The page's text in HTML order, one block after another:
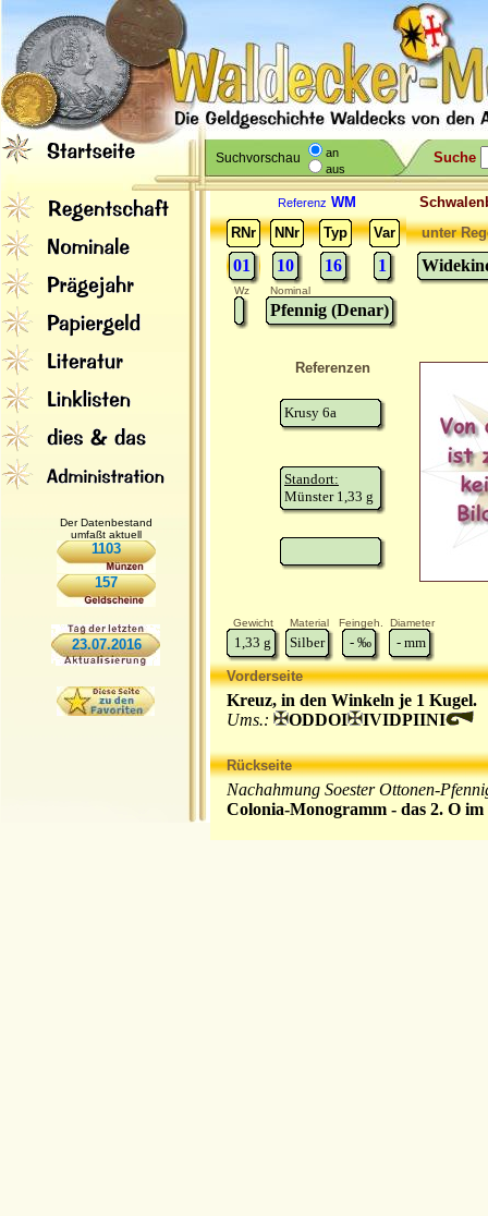
Suchvorschau
an
aus
Suche
Der Datenbestand
umfaßt aktuell
1103
157
23.07.2016
Referenz WM
RNr
NNr Typ Var
01 10 16 1
unter
Wz Nominal
Pfennig (Denar)
Referenzen
Krusy 6a
Standort:
Münster 1,33 g
Gewicht Material Feingeh. Diameter
1,33 g Silber - ‰ - mm
Vorderseite
Kreuz, in den Winkeln je 1 Kugel.
Ums.:
ODDOI IVIDPIINI
Rückseite
Nachahmung Soester Ottonen-
Colonia-Monogramm - das 2. O